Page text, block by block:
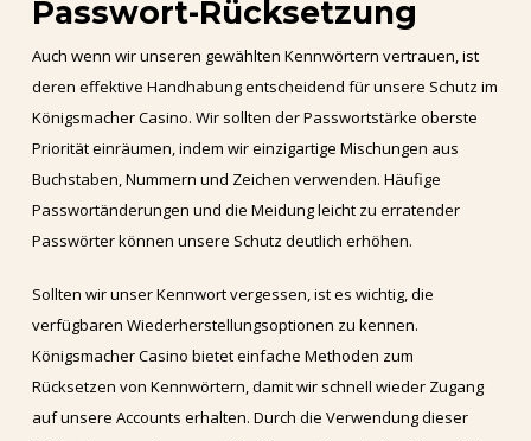
Passwort-Rücksetzung
Auch wenn wir unseren gewählten Kennwörtern vertrauen, ist
deren effektive Handhabung entscheidend für unsere Schutz im
Königsmacher Casino. Wir sollten der Passwortstärke oberste
Priorität einräumen, indem wir einzigartige Mischungen aus
Buchstaben, Nummern und Zeichen verwenden. Häufige
Passwortänderungen und die Meidung leicht zu erratender
Passwörter können unsere Schutz deutlich erhöhen.
Sollten wir unser Kennwort vergessen, ist es wichtig, die
verfügbaren Wiederherstellungsoptionen zu kennen.
Königsmacher Casino bietet einfache Methoden zum
Rücksetzen von Kennwörtern, damit wir schnell wieder Zugang
auf unsere Accounts erhalten. Durch die Verwendung dieser